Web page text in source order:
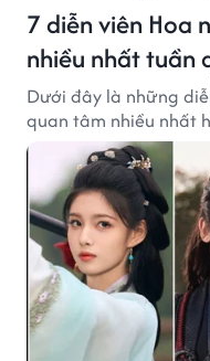
7 diễn viên Hoa
nhiều nhất tuần
Dưới đây là những
quan tâm nhiều nhất